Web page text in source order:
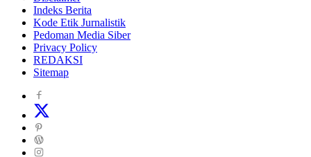
Indeks Berita
Kode Etik Jurnalistik
Pedoman Media Siber
Privacy Policy
REDAKSI
Sitemap